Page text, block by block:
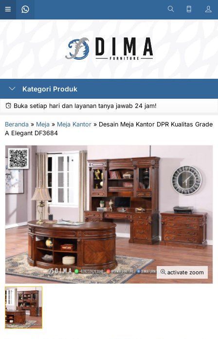
Kategori Produk
Buka setiap hari dan layanan tanya jawab 24 jam!
Beranda » Meja » Meja Kantor » Desain Meja Kantor DPR Kualitas Grade
A Elegant DF3684
activate zoom